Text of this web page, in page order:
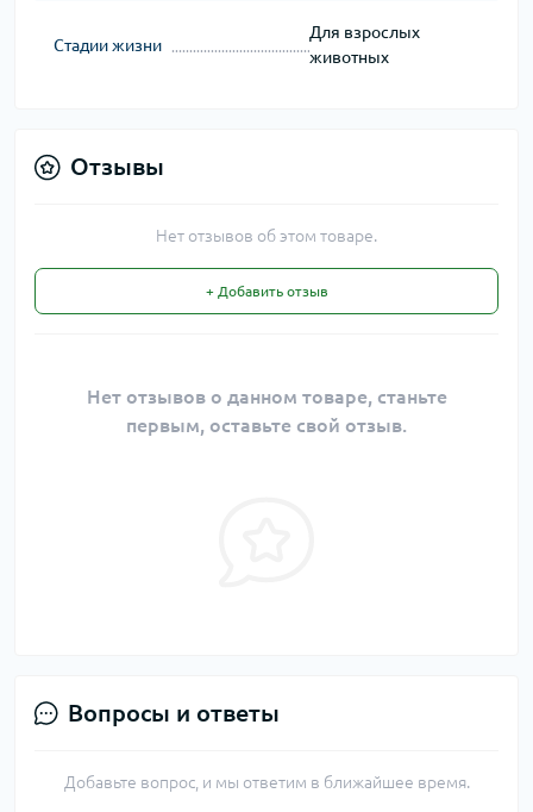
Стадии жизни
Для взрослых
животных
Отзывы
Нет отзывов об этом товаре.
+ Добавить отзыв
Нет отзывов о данном товаре, станьте
первым, оставьте свой отзыв.
Вопросы и ответы
Добавьте вопрос, и мы ответим в ближайшее время.